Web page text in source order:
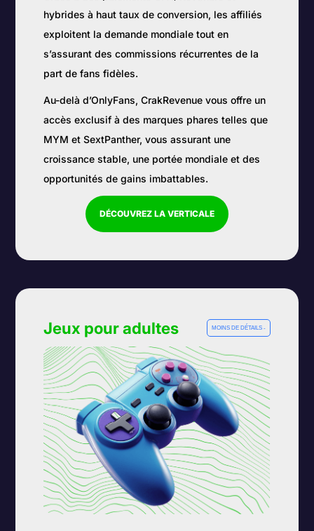
hybrides à haut taux de conversion, les affiliés
exploitent la demande mondiale tout en
s’assurant des commissions récurrentes de la
part de fans fidèles.
Au-delà d’OnlyFans, CrakRevenue vous offre un
accès exclusif à des marques phares telles que
MYM et SextPanther, vous assurant une
croissance stable, une portée mondiale et des
opportunités de gains imbattables.
DÉCOUVREZ LA VERTICALE
Jeux pour adultes MOINS DE DÉTAILS -